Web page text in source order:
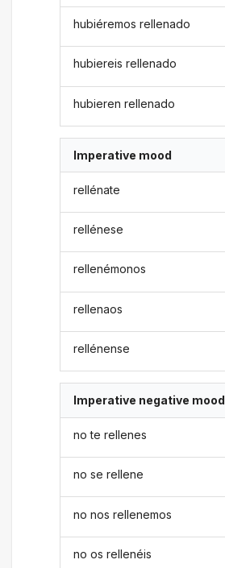
hubiéremos rellenado
hubiereis rellenado
hubieren rellenado
Imperative mood
rellénate
rellénese
rellenémonos
rellenaos
rellénense
Imperative negative mood
no te rellenes
no se rellene
no nos rellenemos
no os rellenéis